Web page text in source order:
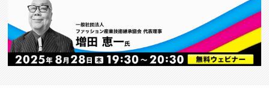
特集求人
採用説明会
転職支援サービス
CONTENTS
スキルアップしたい！